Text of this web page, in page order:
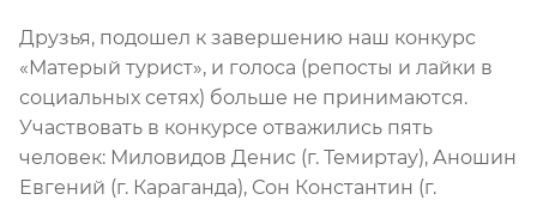
Друзья, подошел к завершению наш конкурс
«Матерый турист», и голоса (репосты и лайки в
социальных сетях) больше не принимаются.
Участвовать в конкурсе отважились пять
человек: Миловидов Денис (г. Темиртау), Аношин
Евгений (г. Караганда), Сон Константин (г.